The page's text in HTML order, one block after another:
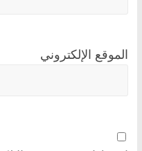
الموقع الإلكتروني